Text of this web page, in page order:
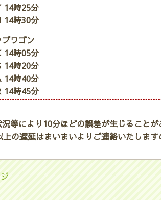
14時25分
14時30分
プワゴン
14時05分
14時20分
14時40分
14時45分
等により10分ほどの誤差が生じることが
上の遅延はまいまいよりご連絡いたします